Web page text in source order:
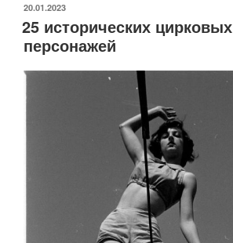
смешных
до
ОПУБЛИКОВАНО
20.01.2023
25 исторических цирковых
персонажей